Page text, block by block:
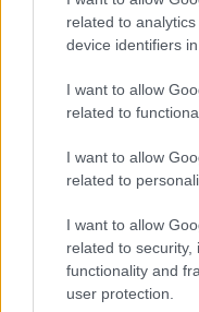
related to
device identifiers in
I want to allow
related to
I want to allow
related to
I want to allow
related to security,
functionality and
user protection.
F
a
ce
b
o
o
T
w
it
te
r
Pi
n
te
re
st